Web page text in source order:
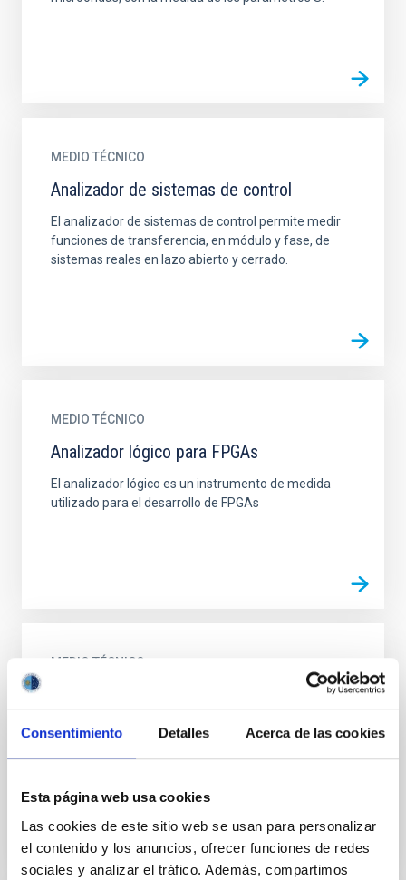
Consentimiento Detalles Acerca de las cookies
Esta página web usa cookies
Las cookies de este sitio web se usan para personalizar
el contenido y los anuncios, ofrecer funciones de redes
sociales y analizar el tráfico. Además, compartimos
MEDIO TÉCNICO
Analizador de sistemas de control
El analizador de sistemas de control permite medir
funciones de transferencia, en módulo y fase, de
sistemas reales en lazo abierto y cerrado.
MEDIO TÉCNICO
Analizador lógico para FPGAs
El analizador lógico es un instrumento de medida
utilizado para el desarrollo de FPGAs
MEDIO TÉCNICO
La cámara climática es una infraestructura donde se